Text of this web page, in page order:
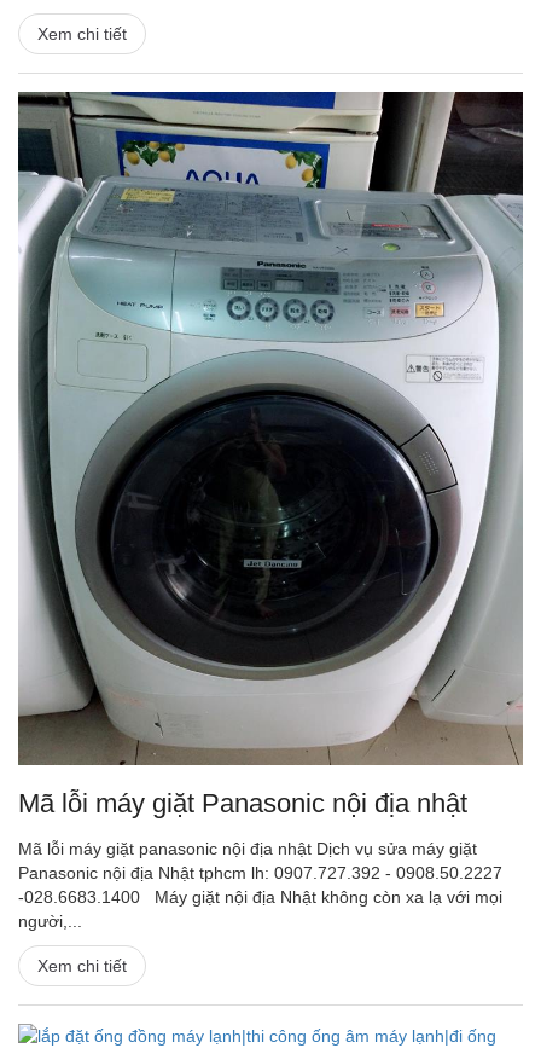
Xem chi tiết
Mã lỗi máy giặt Panasonic nội địa nhật
Mã lỗi máy giặt panasonic nội địa nhật Dịch vụ sửa máy giặt
Panasonic nội địa Nhật tphcm lh: 0907.727.392 - 0908.50.2227
-028.6683.1400 Máy giặt nội địa Nhật không còn xa lạ với mọi
người,...
Xem chi tiết